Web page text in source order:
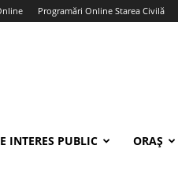
Programări Online Starea Civilă
INTERES PUBLIC ORAȘ